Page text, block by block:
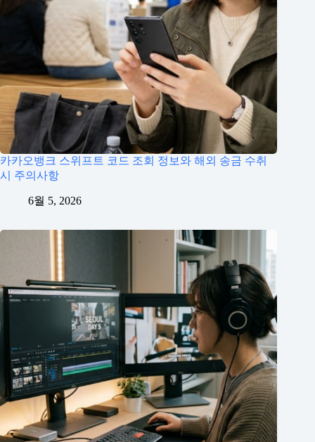
카카오뱅크 스위프트 코드 조회 정보와 해외 송금 수취
시 주의사항
6월 5, 2026